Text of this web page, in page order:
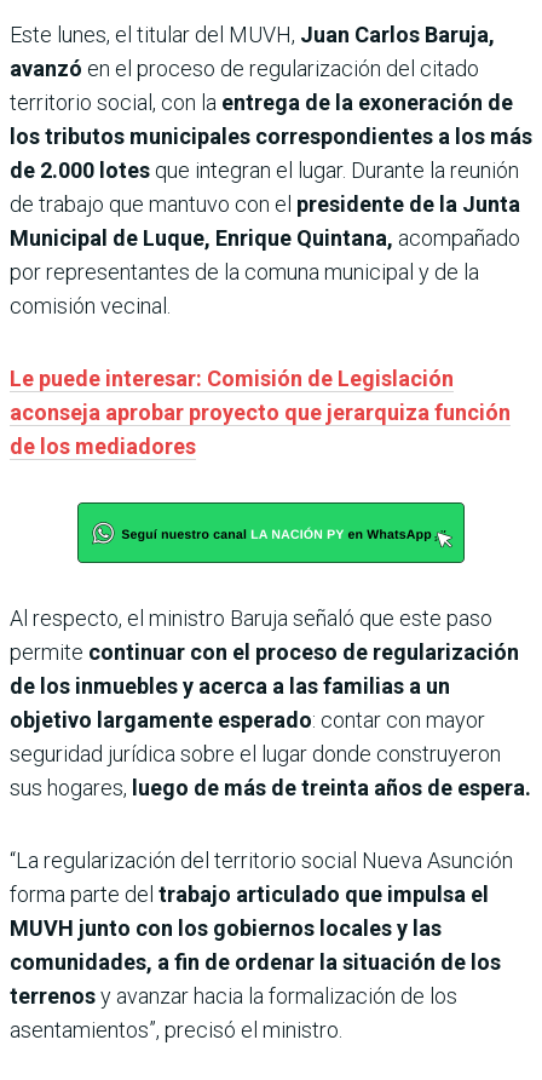
Este lunes, el titular del MUVH, Juan Carlos Baruja,
avanzó en el proceso de regularización del citado
territorio social, con la entrega de la exoneración de
los tributos municipales correspondientes a los más
de 2.000 lotes que integran el lugar. Durante la reunión
de trabajo que mantuvo con el presidente de la Junta
Municipal de Luque, Enrique Quintana, acompañado
por representantes de la comuna municipal y de la
comisión vecinal.
Le puede interesar: Comisión de Legislación
aconseja aprobar proyecto que jerarquiza función
de los mediadores
Al respecto, el ministro Baruja señaló que este paso
permite continuar con el proceso de regularización
de los inmuebles y acerca a las familias a un
objetivo largamente esperado: contar con mayor
seguridad jurídica sobre el lugar donde construyeron
sus hogares, luego de más de treinta años de espera.
“La regularización del territorio social Nueva Asunción
forma parte del trabajo articulado que impulsa el
MUVH junto con los gobiernos locales y las
comunidades, a fin de ordenar la situación de los
terrenosy avanzar hacia la formalización de los
asentamientos”, precisó el ministro.